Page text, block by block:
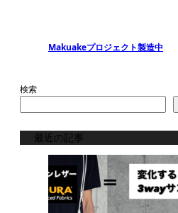
Makuakeプロジェクト製造中
検索
最近の記事